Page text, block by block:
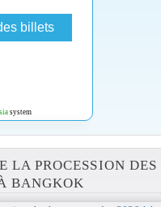
billets
system
LA PROCESSION DES
BANGKOK